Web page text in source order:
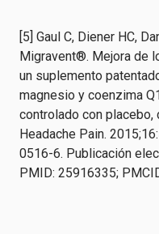
[5] Gaul C, Diener HC,
Migravent®. Mejora de
un suplemento
magnesio y coenzima
controlado con
Headache Pain.
0516-6. Publicación
PMID: 25916335;